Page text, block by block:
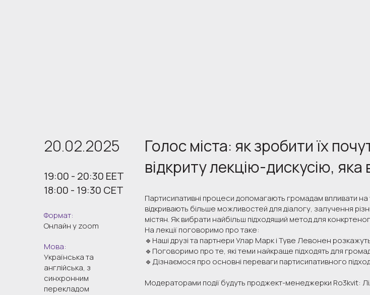
20.02.2025
19:00 - 20:30 EET
18:00 - 19:30 CET
Формат:
Онлайн у zoom
Мова:
Українська та
англійська, з
синхронним
перекладом
Голос міста: як зробити їх
відкриту лекцію-дискусію,
Партисипативні процеси допомагають громадам впливати
відкривають більше можливостей для діалогу, залучення
містян. Як вибрати найбільш підходящий метод для
На лекції поговоримо про таке:
🔹Наші друзі та партнери Улар Марк і Туве Левонен
🔹Поговоримо про те, які теми найкраще підходять для
🔹Дізнаємося про основні переваги партисипативного
Модераторами події будуть проджект-менеджерки Ro3kvit: